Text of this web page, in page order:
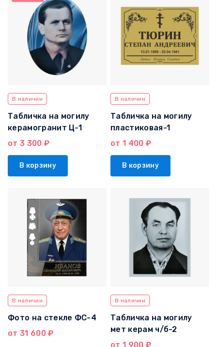
В наличии
Табличка на могилу
керамогранит Ц-1
от 3 300 ₽
В корзину
В наличии
Табличка на могилу
пластиковая-1
от 1 400 ₽
В корзину
В наличии
Фото на стекле ФС-4
от 31 600 ₽
В наличии
Табличка на могилу
мет керам ч/б-2
от 1 900 ₽